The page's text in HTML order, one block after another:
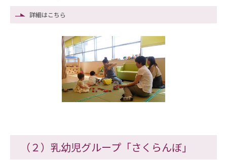
詳細はこちら
（２）乳幼児グループ「さくらんぼ」